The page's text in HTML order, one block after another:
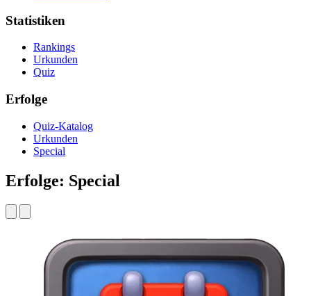
Statistiken
Rankings
Urkunden
Quiz
Erfolge
Quiz-Katalog
Urkunden
Special
Erfolge: Special